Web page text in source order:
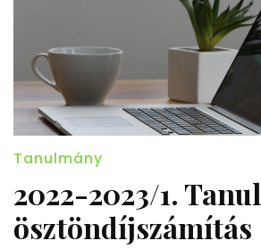
Tanulmány
2022-2023/1.
ösztöndíjszámítás